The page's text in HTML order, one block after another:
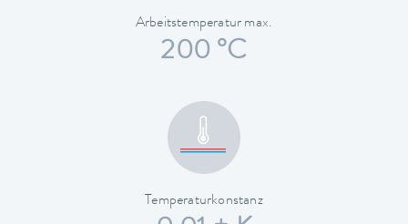
Arbeitstemperatur max.
200 °C
Temperaturkonstanz